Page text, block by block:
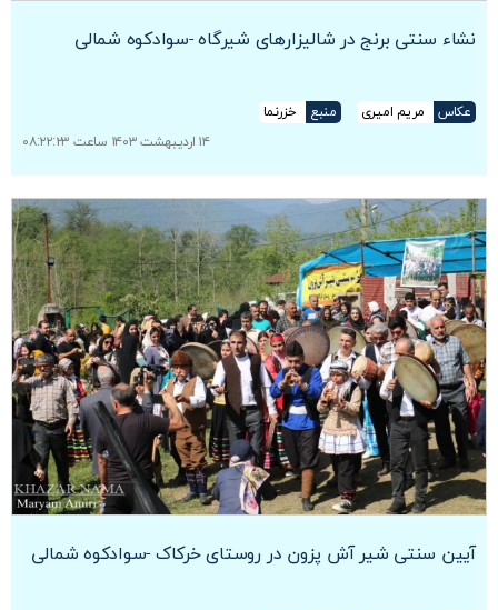
نشاء سنتی برنج در شالیزارهای شیرگاه -سوادکوه شمالی
عکاس مریم امیری منبع
خزرنما
۱۴ اردیبهشت ۱۴۰۳ ساعت ۰۸:۲۲:۲۳
آیین سنتی شیر آش پزون در روستای خرکاک -سوادکوه شمالی